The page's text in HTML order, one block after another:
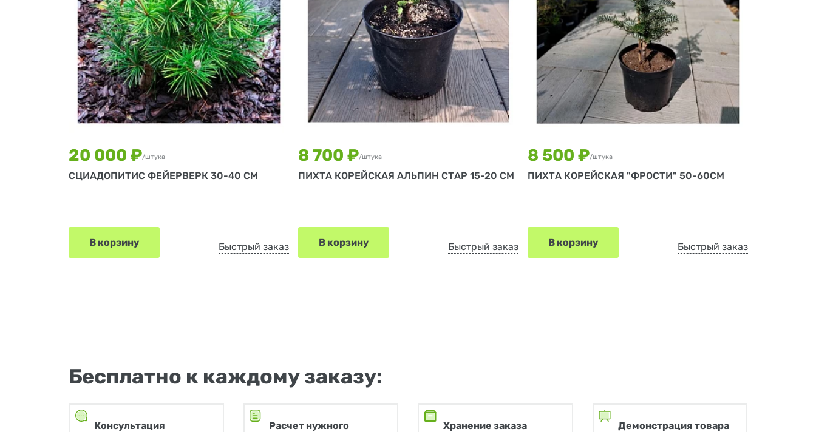
20 000 ₽/штука
СЦИАДОПИТИС ФЕЙЕРВЕРК 30-40 СМ
В корзину Быстрый заказ
8 700 ₽/штука
ПИХТА КОРЕЙСКАЯ АЛЬПИН СТАР 15-20 СМ
В корзину Быстрый заказ
8 500 ₽/штука
ПИХТА КОРЕЙСКАЯ "ФРОСТИ" 50-60СМ
В корзину Быстрый заказ
Бесплатно к каждому заказу:
Консультация
Расчет нужного
Хранение заказа
Демонстрация товара